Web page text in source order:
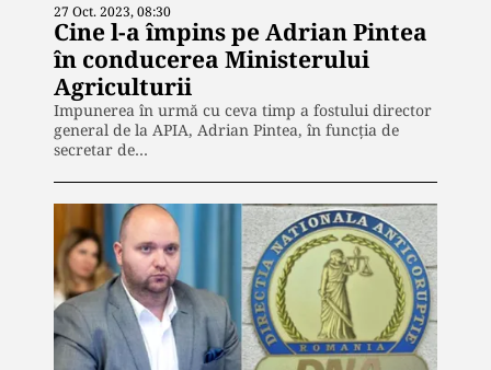
27 Oct. 2023, 08:30
Cine l-a împins pe Adrian Pintea
în conducerea Ministerului
Agriculturii
Impunerea în urmă cu ceva timp a fostului director
general de la APIA, Adrian Pintea, în funcția de
secretar de…